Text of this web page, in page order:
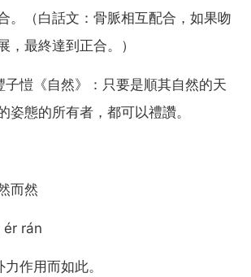
。（白話文：骨脈相互配合，如果吻
，最終達到正合。）
子愷《自然》：只要是順其自然的天
姿態的所有者，都可以禮讚。
而然
ér rán
作用而如此。